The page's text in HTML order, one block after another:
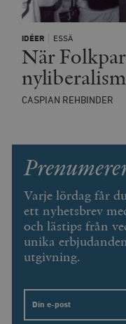
IDÉER ESSÄ
När
CASPIAN REHBINDER
Varje lördag får
ett nyhetsbrev
och lästips från
unika
utgivning.
Email